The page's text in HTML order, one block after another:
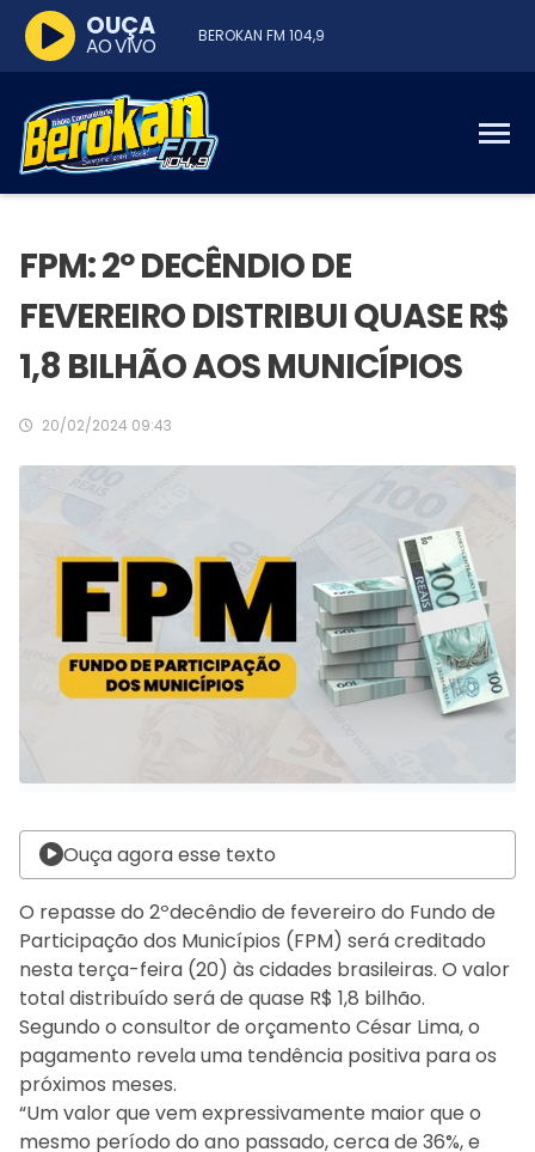
BEROKAN FM 104,9
OUÇA
AO VIVO
FPM: 2º DECÊNDIO DE
FEVEREIRO DISTRIBUI QUASE R$
1,8 BILHÃO AOS MUNICÍPIOS
20/02/2024 09:43
Ouça agora esse texto
O repasse do 2ºdecêndio de fevereiro do Fundo de
Participação dos Municípios (FPM) será creditado
nesta terça-feira (20) às cidades brasileiras. O valor
total distribuído será de quase R$ 1,8 bilhão.
Segundo o consultor de orçamento César Lima, o
pagamento revela uma tendência positiva para os
próximos meses.
“Um valor que vem expressivamente maior que o
mesmo período do ano passado, cerca de 36%, e